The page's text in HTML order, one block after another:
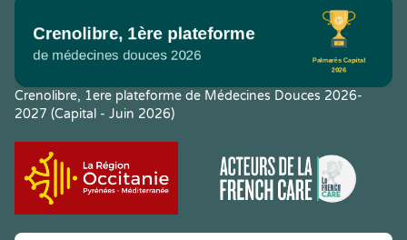
Crenolibre, 1ere plateforme de Médecines Douces 2026-
2027 (Capital - Juin 2026)